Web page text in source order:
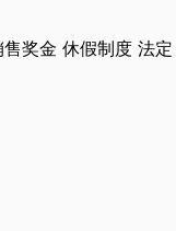
售奖金 休假制度 法定